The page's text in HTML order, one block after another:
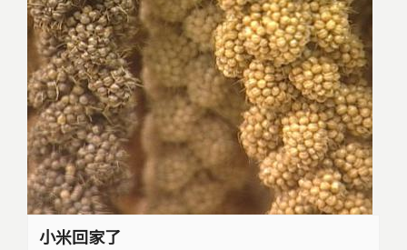
小米回家了